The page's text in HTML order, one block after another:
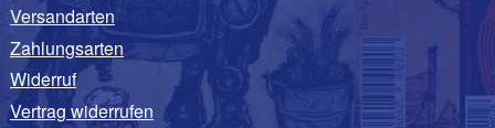
Versandarten
Zahlungsarten
Widerruf
Vertrag widerrufen